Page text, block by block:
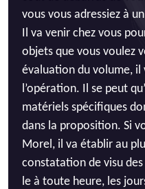
vous vous adressiez à
Il va venir chez vous
objets que vous voulez
évaluation du volume, il
l’opération. Il se peut
matériels spécifiques
dans la proposition. Si
Morel, il va établir au
constatation de visu
le à toute heure, les